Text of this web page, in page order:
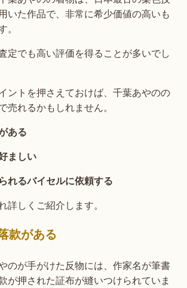
いた作品で、非常に希少価値の高いも
定でも高い評価を得ることが多いでし
ントを押さえておけば、千葉あやのの
売れるかもしれません。
ある
ましい
れるバイセルに依頼する
詳しくご紹介します。
款がある
のが手がけた反物には、作家名が筆書
が押された証布が縫いつけられていま